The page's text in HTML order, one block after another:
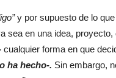
y por supuesto de lo
sea en una idea, proyecto,
cualquier forma en que
ha hecho-. Sin embargo,